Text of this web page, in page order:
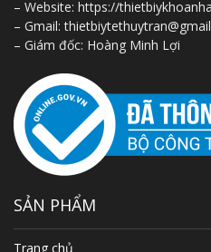
Máy làm viên
Máy sắc
– Website: https://
– Gmail:
– Giám đốc: Hoàng Minh Lợi
SẢN PHẨM
Trang chủ